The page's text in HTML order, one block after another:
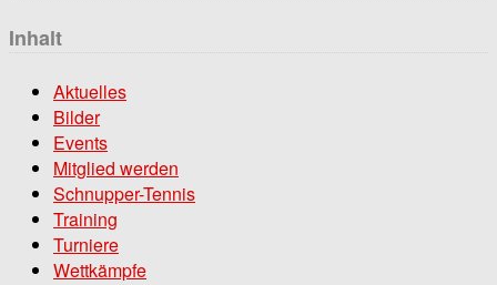
Inhalt
Aktuelles
Bilder
Events
Mitglied werden
Schnupper-Tennis
Training
Turniere
Wettkämpfe